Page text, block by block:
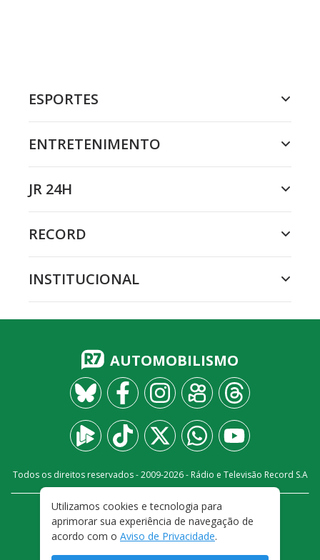
ESPORTES
ENTRETENIMENTO
JR 24H
RECORD
INSTITUCIONAL
AUTOMOBILISMO
Todos os direitos reservados - 2009-2026- Rádio e Televisão Record S.A
FALE CONOSCO
PRIVACIDADE
TERMOS E CONDIÇÕES DE USO
Utilizamos cookies e tecnologia para
aprimorar sua experiência de navegação de
acordo com o Aviso de Privacidade.